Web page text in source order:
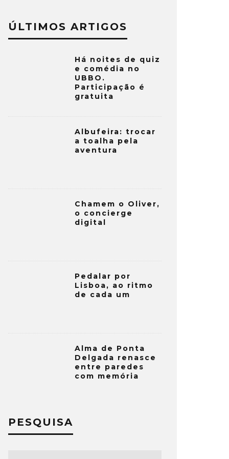
ÚLTIMOS ARTIGOS
Há noites de quiz
e comédia no
UBBO.
Participação é
gratuita
Albufeira: trocar
a toalha pela
aventura
Chamem o Oliver,
o concierge
digital
Pedalar por
Lisboa, ao ritmo
de cada um
Alma de Ponta
Delgada renasce
entre paredes
com memória
PESQUISA